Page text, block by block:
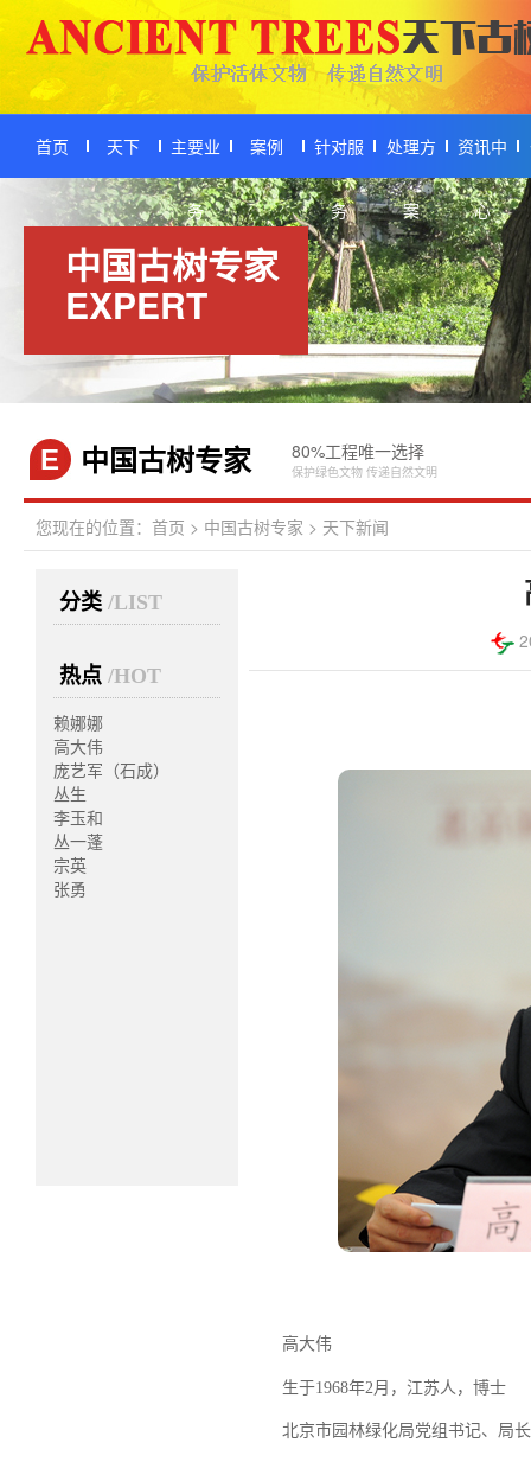
首页 天下 主要业
务
案例 针对服
务
处理方
案
资讯中
心
中国古树专家
EXPERT
E 中国古树专家 80%工程唯一选择
保护绿色文物 传递自然文明
您现在的位置： 首页 > 中国古树专家 > 天下新闻
分类/LIST
热点/HOT
赖娜娜
高大伟
庞艺军（石成）
丛生
李玉和
丛一蓬
宗英
张勇
高大伟
生于1968年2月，江苏人，博士
北京市园林绿化局党组书记、局长